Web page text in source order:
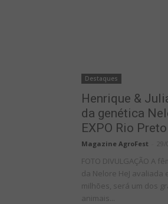
Destaques
Henrique &
da genética
EXPO Rio Preto
Magazine AgroFest 29/
FOTO DIVULGAÇÃO A
da Nelore HeJ avaliada
milhões, será um dos
animais...